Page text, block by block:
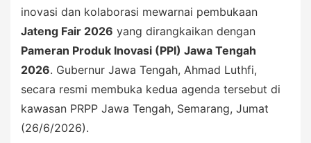
inovasi dan kolaborasi mewarnai pembukaan
Jateng Fair 2026 yang dirangkaikan dengan
Pameran Produk Inovasi (PPI) Jawa Tengah
2026. Gubernur Jawa Tengah, Ahmad Luthfi,
secara resmi membuka kedua agenda tersebut di
kawasan PRPP Jawa Tengah, Semarang, Jumat
(26/6/2026).